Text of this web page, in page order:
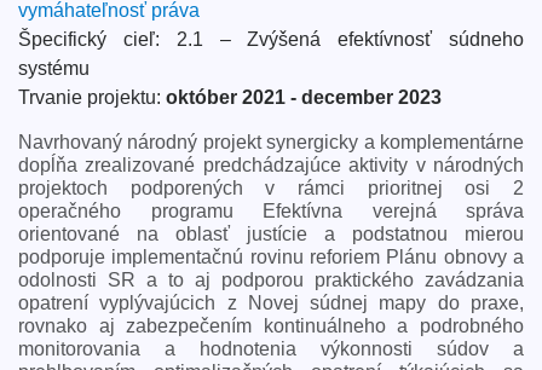
vymáhateľnosť práva
Špecifický cieľ: 2.1 – Zvýšená efektívnosť súdneho
systému
Trvanie projektu: október 2021 - december 2023
Navrhovaný národný projekt synergicky a komplementárne
dopĺňa zrealizované predchádzajúce aktivity v národných
projektoch podporených v rámci prioritnej osi 2
operačného programu Efektívna verejná správa
orientované na oblasť justície a podstatnou mierou
podporuje implementačnú rovinu reforiem Plánu obnovy a
odolnosti SR a to aj podporou praktického zavádzania
opatrení vyplývajúcich z Novej súdnej mapy do praxe,
rovnako aj zabezpečením kontinuálneho a podrobného
monitorovania a hodnotenia výkonnosti súdov a